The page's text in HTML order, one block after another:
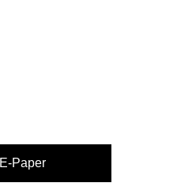
E-Paper